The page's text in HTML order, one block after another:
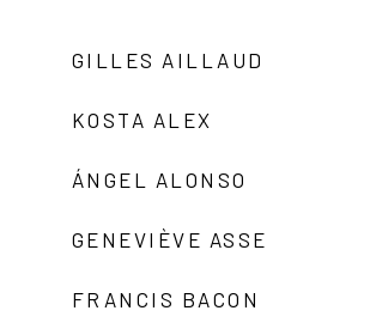
GILLES AILLAUD
KOSTA ALEX
ÁNGEL ALONSO
GENEVIÈVE ASSE
FRANCIS BACON